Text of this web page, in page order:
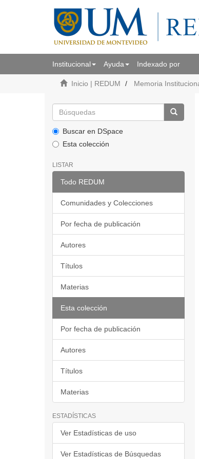
Institucional Ayuda Indexado por
Inicio | REDUM Memoria
Buscar en DSpace
Esta colección
LISTAR
Todo REDUM
Comunidades y Colecciones
Por fecha de publicación
Autores
Títulos
Materias
Esta colección
Por fecha de publicación
Autores
Títulos
Materias
ESTADÍSTICAS
Ver Estadísticas de uso
Ver Estadísticas de Búsquedas